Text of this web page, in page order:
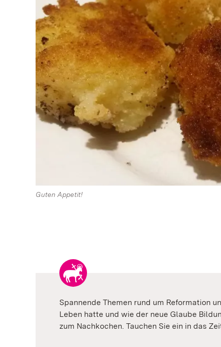
Guten Appetit!
Spannende Themen rund um Reformation
Leben hatte und wie der neue Glaube
zum Nachkochen. Tauchen Sie ein in das